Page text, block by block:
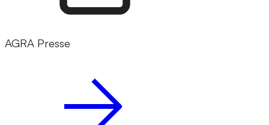
AGRA Presse